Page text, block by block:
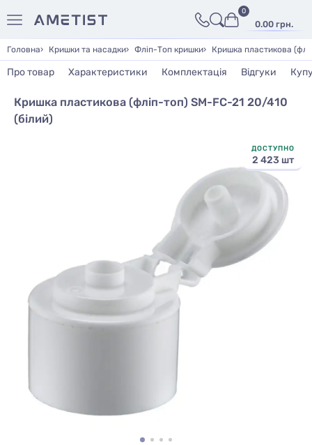
0.00 грн.
0
Головна Кришки та насадки Фліп-Топ кришки Кришка пластикова
Про товар Характеристики Комплектація Відгуки
Кришка пластикова (фліп-топ) SM-FC-21 20/410
(білий)
ДОСТУПНО
2 423 шт